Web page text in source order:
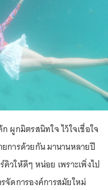
ผูกมิตรสนิทใจ ไว้ใจเชื่อใจ
การด้วยกัน มานานหลายปี
วให้ดีๆ หน่อย เพราะเพิ่งไป
จัดการองค์การสมัยใหม่